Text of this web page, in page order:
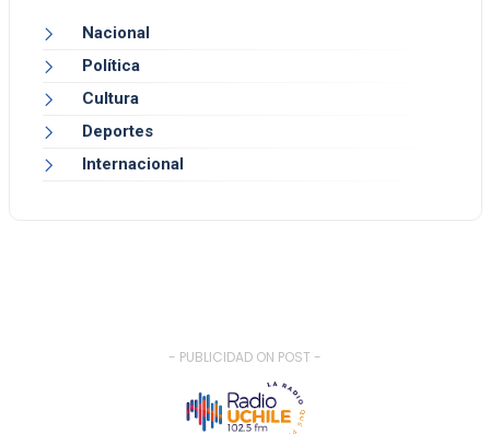
Nacional
Política
Cultura
Deportes
Internacional
- PUBLICIDAD ON POST -